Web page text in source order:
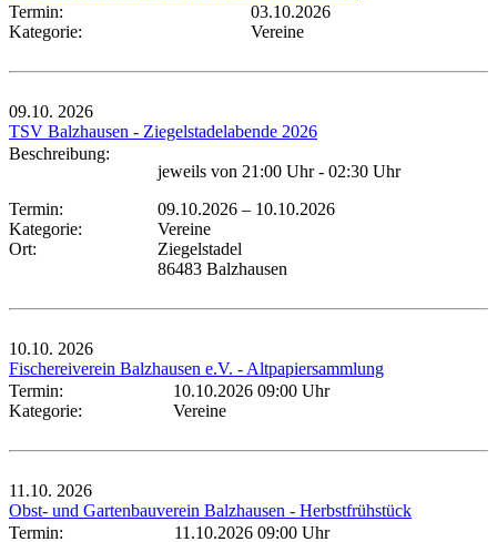
Termin:
03.10.2026
Kategorie:
Vereine
09.10. 2026
TSV Balzhausen - Ziegelstadelabende 2026
Beschreibung:
jeweils von 21:00 Uhr - 02:30 Uhr
Termin:
09.10.2026 – 10.10.2026
Kategorie:
Vereine
Ort:
Ziegelstadel
86483 Balzhausen
10.10. 2026
Fischereiverein Balzhausen e.V. - Altpapiersammlung
Termin:
10.10.2026 09:00 Uhr
Kategorie:
Vereine
11.10. 2026
Obst- und Gartenbauverein Balzhausen - Herbstfrühstück
Termin:
11.10.2026 09:00 Uhr